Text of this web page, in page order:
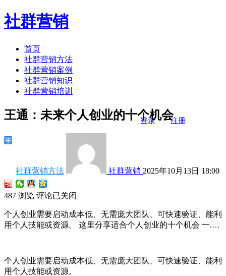
社群营销
首页
社群营销方法
社群营销案例
社群营销知识
社群营销培训
登录 注册
王通：未来个人创业的十个机会
社群营销方法 社群营销 2025年10月13日 18:00
487 浏览 评论已关闭
个人创业需要启动成本低、无需庞大团队、可快速验证、能利
用个人技能或资源。 这里分享适合个人创业的十个机会 一.…
个人创业需要启动成本低、无需庞大团队、可快速验证、能利
用个人技能或资源。